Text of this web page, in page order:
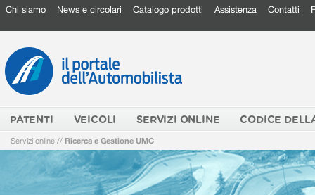
Chi siamo News e circolari Catalogo prodotti Assistenza Contatti
PATENTI VEICOLI SERVIZI ONLINE CODICE
Servizi online // Ricerca e Gestione UMC